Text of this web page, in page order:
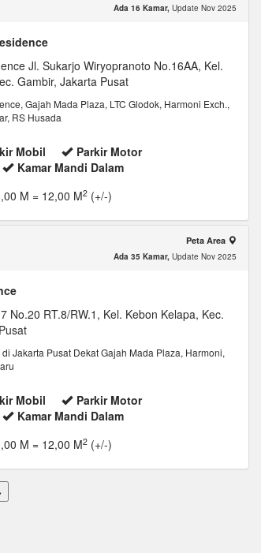
Ada 16 Kamar, Update Nov 2025
Jl. Sukarjo Wiryopranoto No.16AA, Kel.
Gambir, Jakarta Pusat
Gajah Mada Plaza, LTC Glodok, Harmoni Exch.,
RS Husada
Mobil
Parkir Motor
Kamar Mandi Dalam
M = 12,00 M2 (+/-)
Peta Area
Ada 35 Kamar, Update Nov 2025
No.20 RT.8/RW.1, Kel. Kebon Kelapa, Kec.
Jakarta Pusat Dekat Gajah Mada Plaza, Harmoni,
Mobil
Parkir Motor
Kamar Mandi Dalam
M = 12,00 M2 (+/-)